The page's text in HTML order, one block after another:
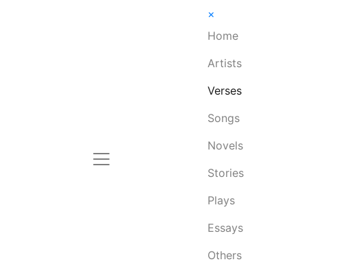
×
Home
Artists
Verses
Songs
Novels
Stories
Plays
Essays
Others